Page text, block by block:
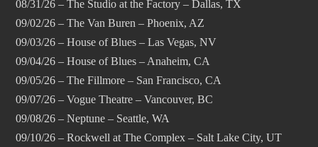
08/31/26 – The Studio at the Factory – Dallas, TX
09/02/26 – The Van Buren – Phoenix, AZ
09/03/26 – House of Blues – Las Vegas, NV
09/04/26 – House of Blues – Anaheim, CA
09/05/26 – The Fillmore – San Francisco, CA
09/07/26 – Vogue Theatre – Vancouver, BC
09/08/26 – Neptune – Seattle, WA
09/10/26 – Rockwell at The Complex – Salt Lake City, UT